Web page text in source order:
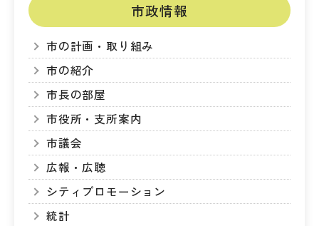
市政情報
市の計画・取り組み
市の紹介
市長の部屋
市役所・支所案内
市議会
広報・広聴
シティプロモーション
統計